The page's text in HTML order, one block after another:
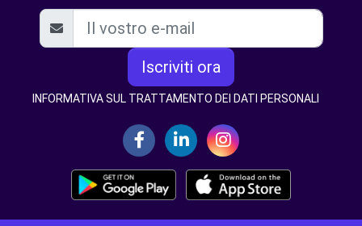
Iscriviti ora
INFORMATIVA SUL TRATTAMENTO DEI DATI PERSONALI